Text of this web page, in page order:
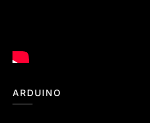
ARDUINO